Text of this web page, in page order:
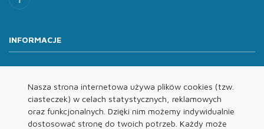
Nasza strona internetowa używa plików cookies (tzw.
ciasteczek) w celach statystycznych, reklamowych
oraz funkcjonalnych. Dzięki nim możemy indywidualnie
dostosować stronę do twoich potrzeb. Każdy może
INFORMACJE
Oferta
Kontakt
REGULAMINY